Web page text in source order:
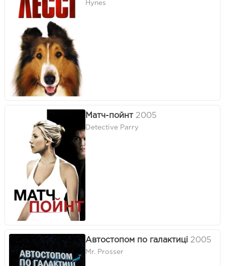
Hynes
Матч-пойнт 2005
Detective Parry
Автостопом по галактиці 2005
Mr. Prosser